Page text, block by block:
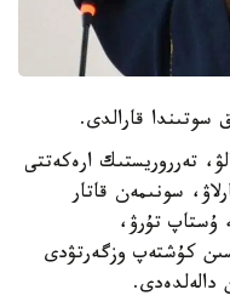
سوتىندا قارالدى.
تەرروريستىك ارەكەتتى
سونىمەن قاتار
ۇستاپ تۇرۋ،
كۇشتەپ وزگەرتۋدى
دالەلدەدى.